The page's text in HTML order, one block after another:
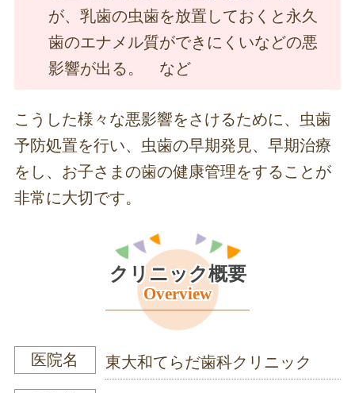
が、乳歯の虫歯を放置しておくと永久
歯のエナメル質ができにくいなどの悪
影響が出る。 など
こうした様々な悪影響をさけるために、虫歯
予防処置を行い、虫歯の早期発見、早期治療
をし、お子さまの歯の健康管理をすることが
非常に大切です。
クリニック概要
Overview
医院名 東大和てらだ歯科クリニック